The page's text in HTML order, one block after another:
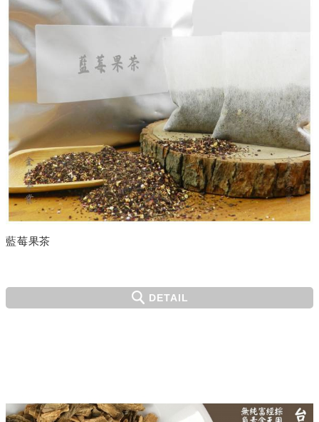
藍莓果茶
DETAIL